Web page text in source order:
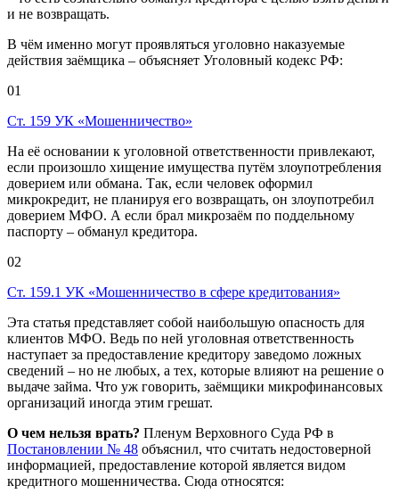
и не возвращать.
В чём именно могут проявляться уголовно наказуемые
действия заёмщика – объясняет Уголовный кодекс РФ:
01
Ст. 159 УК «Мошенничество»
На её основании к уголовной ответственности привлекают,
если произошло хищение имущества путём злоупотребления
доверием или обмана. Так, если человек оформил
микрокредит, не планируя его возвращать, он злоупотребил
доверием МФО. А если брал микрозаём по поддельному
паспорту – обманул кредитора.
02
Ст. 159.1 УК «Мошенничество в сфере кредитования»
Эта статья представляет собой наибольшую опасность для
клиентов МФО. Ведь по ней уголовная ответственность
наступает за предоставление кредитору заведомо ложных
сведений – но не любых, а тех, которые влияют на решение о
выдаче займа. Что уж говорить, заёмщики микрофинансовых
организаций иногда этим грешат.
О чем нельзя врать? Пленум Верховного Суда РФ в
Постановлении № 48 объяснил, что считать недостоверной
информацией, предоставление которой является видом
кредитного мошенничества. Сюда относятся: